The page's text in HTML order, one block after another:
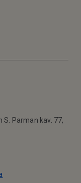
S. Parman kav. 77,